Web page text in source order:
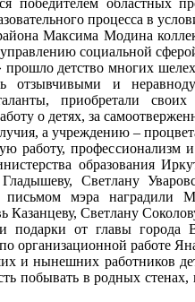
процесса в
Максима Модина
управлению социальной
детство многих
отзывчивыми и
приобретали
о детях, за
а учреждению –
работу, профессионализм
образования
Светлану
письмом мэра наградили
Светлану
от главы города
организационной работе
и нынешних работников
побывать в родных